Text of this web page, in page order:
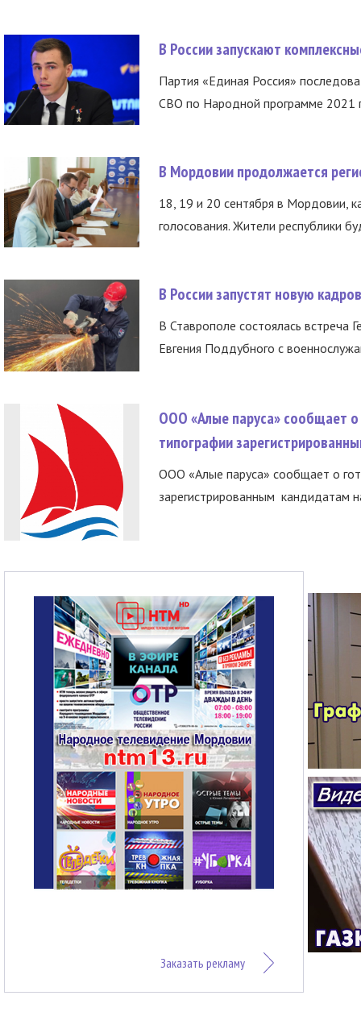
В России запускают
Партия «Единая Россия»
СВО по Народной программе 2021
В Мордовии продолжается
18, 19 и 20 сентября в Мордовии,
голосования. Жители республики
В России запустят новую
В Ставрополе состоялась встреча
Евгения Поддубного с
ООО «Алые паруса» сообщает о
типографии
ООО «Алые паруса» сообщает о
зарегистрированным кандидатам
Заказать рекламу